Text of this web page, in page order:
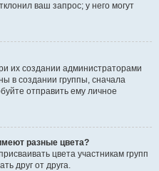
ваш запрос; у него могут
их создании администраторами
в создании группы, сначала
отправить ему личное
разные цвета?
цвета участникам групп
друг от друга.